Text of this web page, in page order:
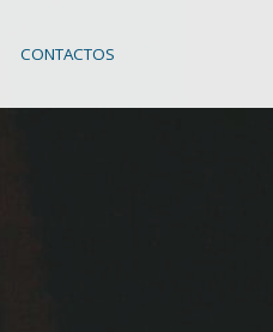
CONTACTOS